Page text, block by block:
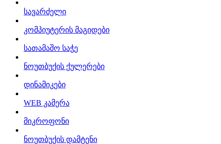
სავარძელი
კომპიუტერის მაგიდები
სათამაშო საჭე
ნოუთბუქის ქულერები
დინამიკები
WEB კამერა
მიკროფონი
ნოუთბუქის დამტენი